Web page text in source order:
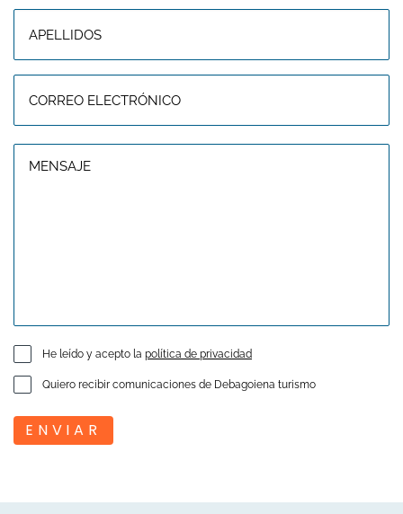
He leído y acepto la política de privacidad
Quiero recibir comunicaciones de Debagoiena turismo
ENVIAR